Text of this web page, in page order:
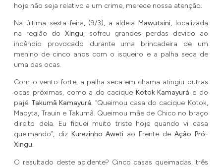
hoje não seja relativo a um crime, merece nossa atenção.
Na última sexta-feira, (9/3), a aldeia Mawutsini, localizada
na região doXingu, sofreu grandes perdas devido ao
incêndio provocado durante uma brincadeira de um
menino de cinco anos com o isqueiro e a palha seca de
uma das ocas.
Com o vento forte, a palha seca em chama atingiu outras
ocas próximas, como a do cacique Kotok Kamayurá e do
pajé Takumã Kamayurá. “Queimou casa do cacique Kotok,
Mapyta, Trauin e Takumã. Queimou mãe de Chico no braço
direito dela. Eu fiquei muito triste hoje quando vi casa
queimando”, diz Kurezinho Awetiao Frente deAção Pró-
Xingu.
O resultado deste acidente? Cinco casas queimadas, três